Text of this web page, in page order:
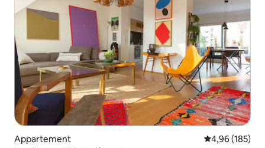
Appartement Gemiddelde
4,96 (185)